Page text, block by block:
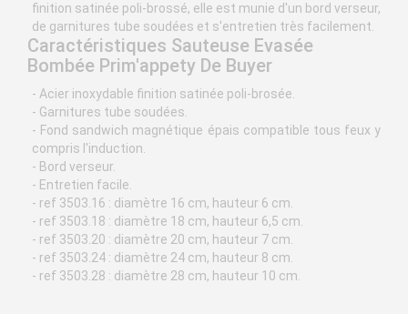
finition satinée poli-brossé, elle est munie d'un bord verseur,
de garnitures tube soudées et s'entretien très facilement.
Caractéristiques Sauteuse Evasée
Bombée Prim'appety De Buyer
- Acier inoxydable finition satinée poli-brosée.
- Garnitures tube soudées.
- Fond sandwich magnétique épais compatible tous feux y
compris l'induction.
- Bord verseur.
- Entretien facile.
- ref 3503.16 : diamètre 16 cm, hauteur 6 cm.
- ref 3503.18 : diamètre 18 cm, hauteur 6,5 cm.
- ref 3503.20 : diamètre 20 cm, hauteur 7 cm.
- ref 3503.24 : diamètre 24 cm, hauteur 8 cm.
- ref 3503.28 : diamètre 28 cm, hauteur 10 cm.